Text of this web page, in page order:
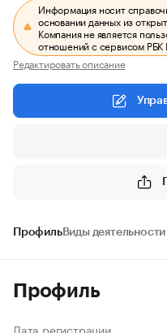
Информация носит
основании данных из
Компания не является
отношений с сервисом РБК
Редактировать описание
ПрофильВиды деятельности
Профиль
Дата регистрации